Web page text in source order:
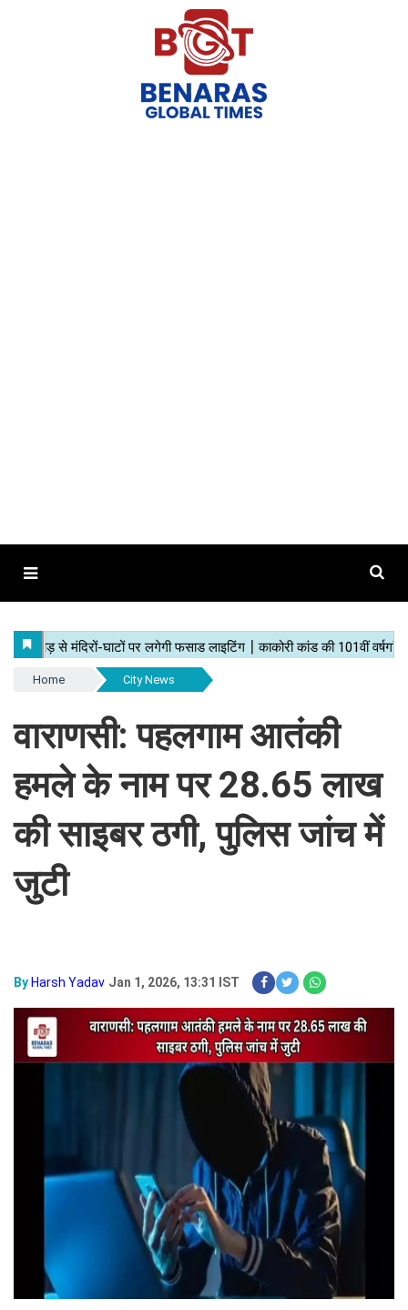
Home City News
वाराणसी: पहलगाम आतंकी
हमले के नाम पर 28.65 लाख
की साइबर ठगी, पुलिस जांच में
जुटी
By Harsh Yadav Jan 1, 2026, 13:31 IST